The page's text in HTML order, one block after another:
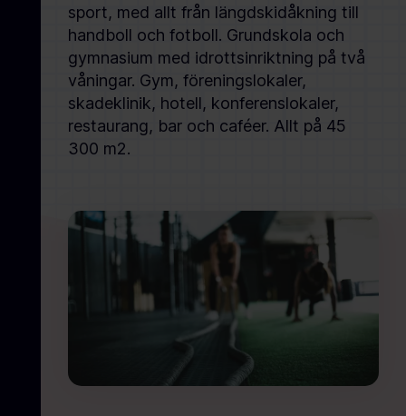
sport, med allt från längdskidåkning till
handboll och fotboll. Grundskola och
gymnasium med idrottsinriktning på två
våningar. Gym, föreningslokaler,
skadeklinik, hotell, konferenslokaler,
restaurang, bar och caféer. Allt på 45
300 m2.